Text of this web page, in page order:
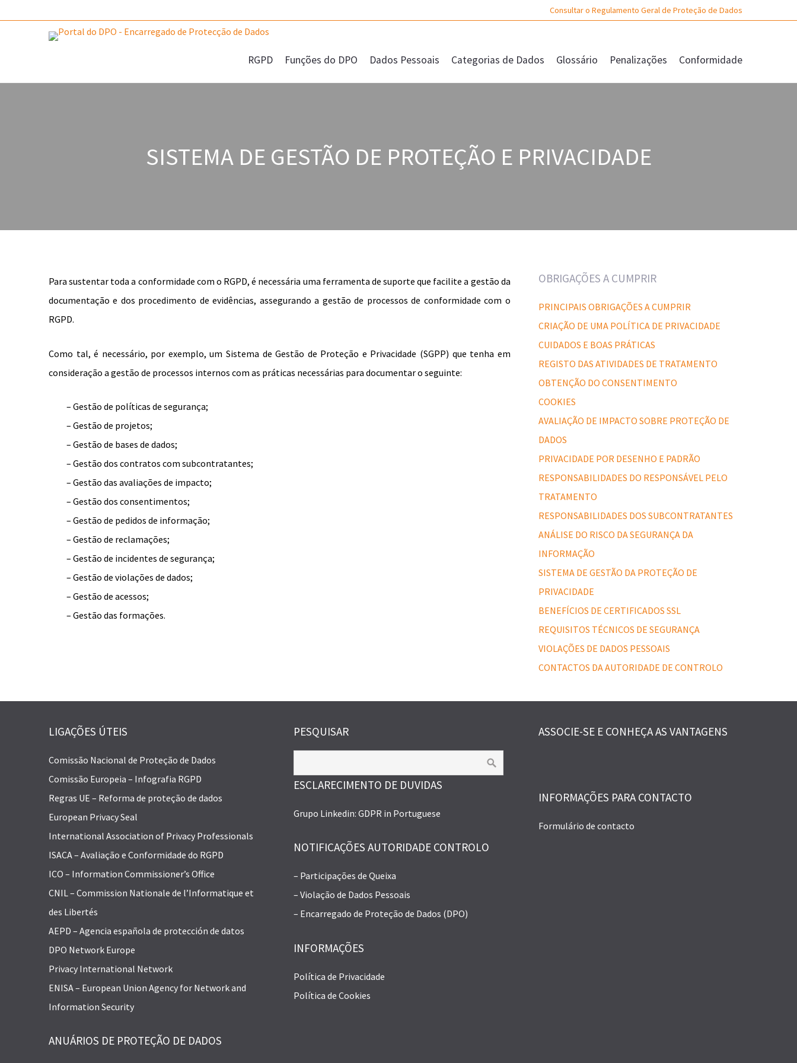
Consultar o Regulamento Geral de Proteção de Dados
RGPD Funções do DPO Dados Pessoais Categorias de Dados Glossário Penalizações Conformidade
SISTEMA DE GESTÃO DE PROTEÇÃO E PRIVACIDADE
Para sustentar toda a conformidade com o RGPD, é necessária uma ferramenta de suporte que facilite a gestão da
documentação e dos procedimento de evidências, assegurando a gestão de processos de conformidade com o
RGPD.
Como tal, é necessário, por exemplo, um Sistema de Gestão de Proteção e Privacidade (SGPP) que tenha em
consideração a gestão de processos internos com as práticas necessárias para documentar o seguinte:
– Gestão de políticas de segurança;
– Gestão de projetos;
– Gestão de bases de dados;
– Gestão dos contratos com subcontratantes;
– Gestão das avaliações de impacto;
– Gestão dos consentimentos;
– Gestão de pedidos de informação;
– Gestão de reclamações;
– Gestão de incidentes de segurança;
– Gestão de violações de dados;
– Gestão de acessos;
– Gestão das formações.
OBRIGAÇÕES A CUMPRIR
PRINCIPAIS OBRIGAÇÕES A CUMPRIR
CRIAÇÃO DE UMA POLÍTICA DE PRIVACIDADE
CUIDADOS E BOAS PRÁTICAS
REGISTO DAS ATIVIDADES DE TRATAMENTO
OBTENÇÃO DO CONSENTIMENTO
COOKIES
AVALIAÇÃO DE IMPACTO SOBRE PROTEÇÃO DE
DADOS
PRIVACIDADE POR DESENHO E PADRÃO
RESPONSABILIDADES DO RESPONSÁVEL PELO
TRATAMENTO
RESPONSABILIDADES DOS SUBCONTRATANTES
ANÁLISE DO RISCO DA SEGURANÇA DA
INFORMAÇÃO
SISTEMA DE GESTÃO DA PROTEÇÃO DE
PRIVACIDADE
BENEFÍCIOS DE CERTIFICADOS SSL
REQUISITOS TÉCNICOS DE SEGURANÇA
VIOLAÇÕES DE DADOS PESSOAIS
CONTACTOS DA AUTORIDADE DE CONTROLO
LIGAÇÕES ÚTEIS
Comissão Nacional de Proteção de Dados
Comissão Europeia – Infografia RGPD
Regras UE – Reforma de proteção de dados
European Privacy Seal
International Association of Privacy Professionals
ISACA – Avaliação e Conformidade do RGPD
ICO – Information Commissioner’s Office
CNIL – Commission Nationale de l’Informatique et
des Libertés
AEPD – Agencia española de protección de datos
DPO Network Europe
Privacy International Network
ENISA – European Union Agency for Network and
Information Security
ANUÁRIOS DE PROTEÇÃO DE DADOS
PESQUISAR
ESCLARECIMENTO DE DUVIDAS
Grupo Linkedin: GDPR in Portuguese
NOTIFICAÇÕES AUTORIDADE CONTROLO
– Participações de Queixa
– Violação de Dados Pessoais
– Encarregado de Proteção de Dados (DPO)
INFORMAÇÕES
Política de Privacidade
Política de Cookies
ASSOCIE-SE E CONHEÇA AS VANTAGENS
INFORMAÇÕES PARA CONTACTO
Formulário de contacto